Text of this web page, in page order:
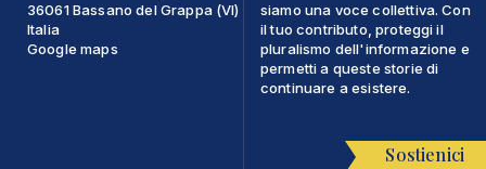
36061 Bassano del Grappa (VI)
Italia
Google maps
siamo una voce collettiva. Con
il tuo contributo, proteggi il
pluralismo dell'informazione e
permetti a queste storie di
continuare a esistere.
Sostienici